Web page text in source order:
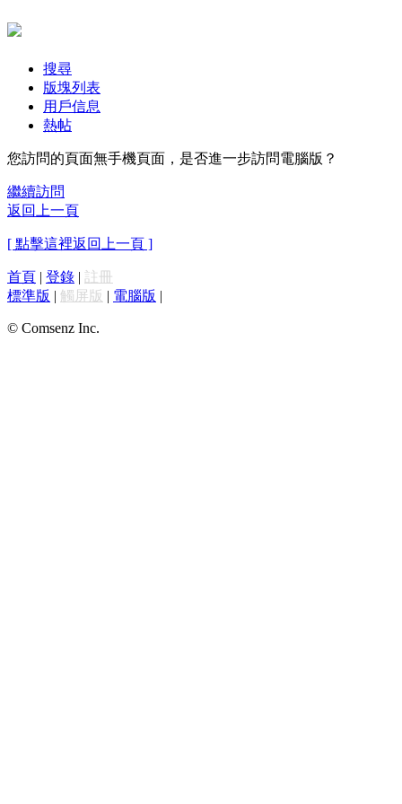
搜尋
版塊列表
用戶信息
熱帖
您訪問的頁面無手機頁面，是否進一步訪問電腦版？
繼續訪問
返回上一頁
[ 點擊這裡返回上一頁 ]
首頁 | 登錄 | 註冊
標準版 | 觸屏版 | 電腦版 |
© Comsenz Inc.